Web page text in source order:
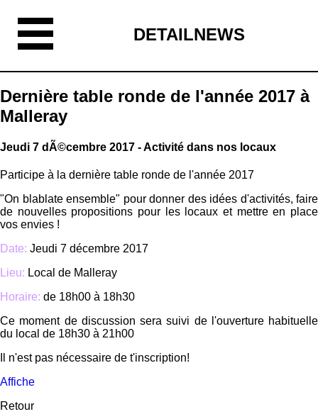
DETAILNEWS
Dernière table ronde de l'année 2017 à
Malleray
Jeudi 7 dÃ©cembre 2017 - Activité dans nos locaux
Participe à la dernière table ronde de l'année 2017
"On blablate ensemble" pour donner des idées d'activités, faire
de nouvelles propositions pour les locaux et mettre en place
vos envies !
Date: Jeudi 7 décembre 2017
Lieu: Local de Malleray
Horaire: de 18h00 à 18h30
Ce moment de discussion sera suivi de l'ouverture habituelle
du local de 18h30 à 21h00
Il n'est pas nécessaire de t'inscription!
Affiche
Retour